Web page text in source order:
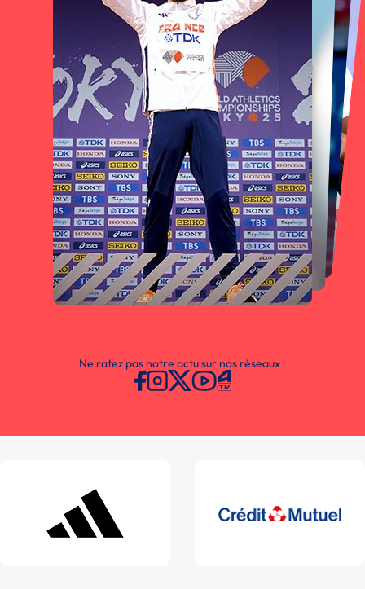
Ne ratez pas notre actu sur nos réseaux :